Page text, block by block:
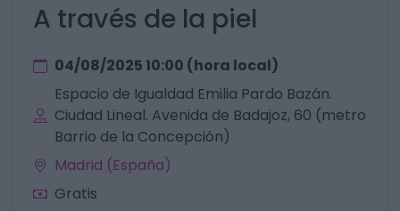
A través de la piel
04/08/2025 10:00 (hora local)
Espacio de Igualdad Emilia Pardo Bazán.
Ciudad Lineal. Avenida de Badajoz, 60 (metro
Barrio de la Concepción)
Madrid (España)
Gratis